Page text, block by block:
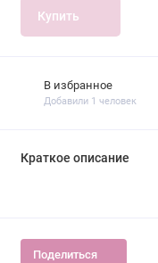
Купить
В избранное
Добавили 1 человек
Краткое описание
Поделиться